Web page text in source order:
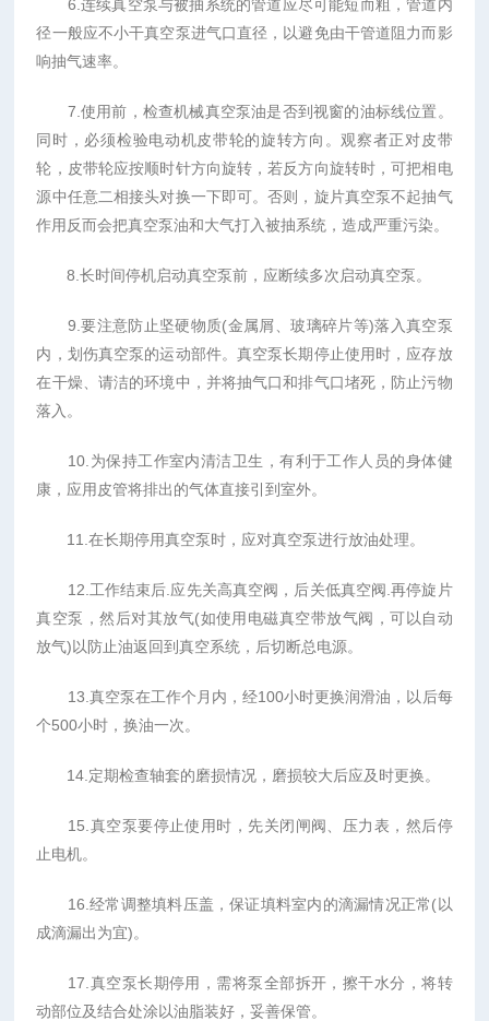
6.连续真空泵与被抽系统的管道应尽可能短而粗，管道内
径一般应不小干真空泵进气口直径，以避免由干管道阻力而影
响抽气速率。
7.使用前，检查机械真空泵油是否到视窗的油标线位置。
同时，必须检验电动机皮带轮的旋转方向。观察者正对皮带
轮，皮带轮应按顺时针方向旋转，若反方向旋转时，可把相电
源中任意二相接头对换一下即可。否则，旋片真空泵不起抽气
作用反而会把真空泵油和大气打入被抽系统，造成严重污染。
8.长时间停机启动真空泵前，应断续多次启动真空泵。
9.要注意防止坚硬物质(金属屑、玻璃碎片等)落入真空泵
内，划伤真空泵的运动部件。真空泵长期停止使用时，应存放
在干燥、请洁的环境中，并将抽气口和排气口堵死，防止污物
落入。
10.为保持工作室内清洁卫生，有利于工作人员的身体健
康，应用皮管将排出的气体直接引到室外。
11.在长期停用真空泵时，应对真空泵进行放油处理。
12.工作结束后.应先关高真空阀，后关低真空阀.再停旋片
真空泵，然后对其放气(如使用电磁真空带放气阀，可以自动
放气)以防止油返回到真空系统，后切断总电源。
13.真空泵在工作个月内，经100小时更换润滑油，以后每
个500小时，换油一次。
14.定期检查轴套的磨损情况，磨损较大后应及时更换。
15.真空泵要停止使用时，先关闭闸阀、压力表，然后停
止电机。
16.经常调整填料压盖，保证填料室内的滴漏情况正常(以
成滴漏出为宜)。
17.真空泵长期停用，需将泵全部拆开，擦干水分，将转
动部位及结合处涂以油脂装好，妥善保管。